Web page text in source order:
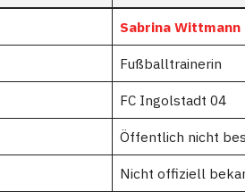
Sabrina Wittmann
Fußballtrainerin
FC Ingolstadt 04
Öffentlich nicht
Nicht offiziell